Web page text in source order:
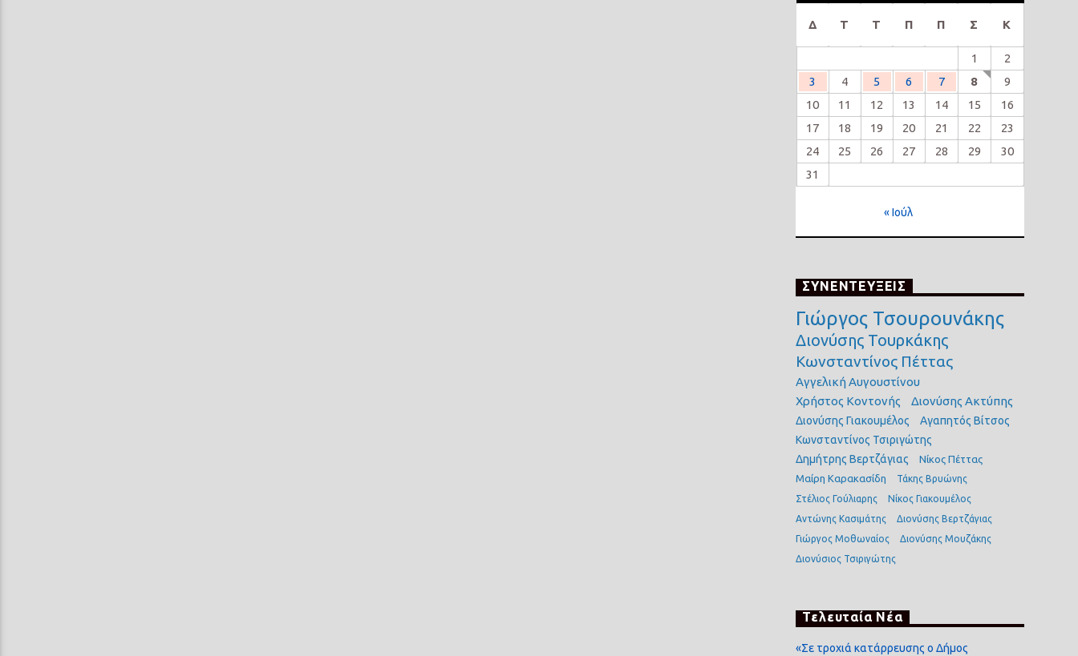
Δ Τ Τ Π Π Σ Κ
1
2
3
4 5 6 7 8
9
10
11 12 13 14 15
16
17
18 19 20 21 22
23
24
25 26 27 28 29
30
31
« Ιούλ
ΣΥΝΕΝΤΕΥΞΕΙΣ
Γιώργος Τσουρουνάκης
Διονύσης Τουρκάκης
Κωνσταντίνος Πέττας
Αγγελική Αυγουστίνου
Χρήστος Κοντονής
Διονύσης Ακτύπης
Διονύσης Γιακουμέλος
Αγαπητός Βίτσος
Κωνσταντίνος Τσιριγώτης
Δημήτρης Βερτζάγιας
Νίκος Πέττας
Μαίρη Καρακασίδη
Τάκης Βρυώνης
Στέλιος Γούλιαρης
Νίκος Γιακουμέλος
Αντώνης Κασιμάτης
Διονύσης Βερτζάγιας
Γιώργος Μοθωναίος
Διονύσης Μουζάκης
Διονύσιος Τσιριγώτης
Τελευταία Νέα
«Σε τροχιά κατάρρευσης ο Δήμος